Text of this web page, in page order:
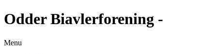
Odder Biavlerforening -
Menu